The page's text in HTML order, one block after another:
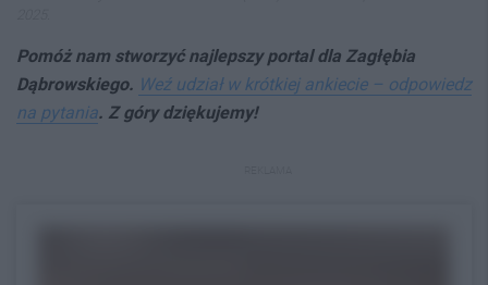
Pomóż nam stworzyć najlepszy portal dla Zagłębia
Dąbrowskiego. Weź udział w krótkiej ankiecie – odpowiedz
na pytania. Z góry dziękujemy!